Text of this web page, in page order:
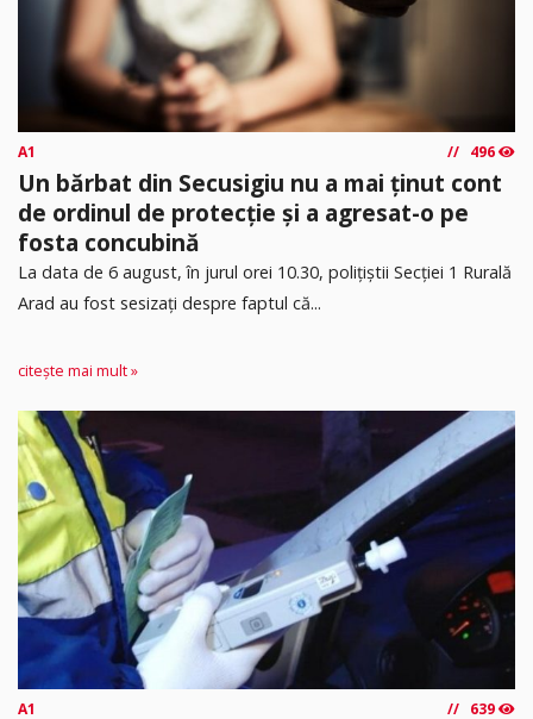
A1 496
Un bărbat din Secusigiu nu a mai ținut cont
de ordinul de protecție și a agresat-o pe
fosta concubină
​La data de 6 august, în jurul orei 10.30, polițiștii Secției 1 Rurală
Arad au fost sesizați despre faptul că...
citește mai mult »
A1 639